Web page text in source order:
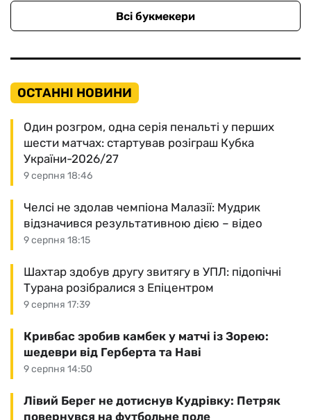
Всі букмекери
ОСТАННІ НОВИНИ
9 серпня 18:46
Один розгром, одна серія пенальті у перших
шести матчах: стартував розіграш Кубка
України-2026/27
9 серпня 18:15
Челсі не здолав чемпіона Малазії: Мудрик
відзначився результативною дією – відео
9 серпня 17:39
Шахтар здобув другу звитягу в УПЛ: підопічні
Турана розібралися з Епіцентром
9 серпня 14:50
Кривбас зробив камбек у матчі із Зорею:
шедеври від Герберта та Наві
Лівий Берег не дотиснув Кудрівку: Петряк
повернувся на футбольне поле